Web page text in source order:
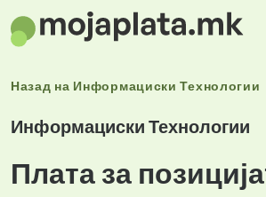
Назад на Информациски Технологии
Информациски Технологии
Плата за